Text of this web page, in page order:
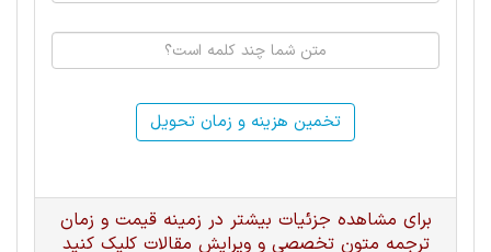
تخمین هزینه و زمان تحویل
برای مشاهده جزئیات بیشتر در زمینه قیمت و زمان
ترجمه متون تخصصی و ویرایش مقالات کلیک کنید